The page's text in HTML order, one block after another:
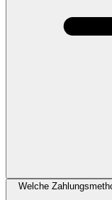
Welche